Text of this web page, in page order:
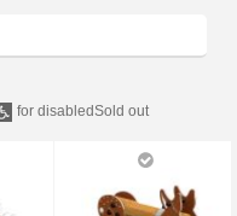
for disabledSold out